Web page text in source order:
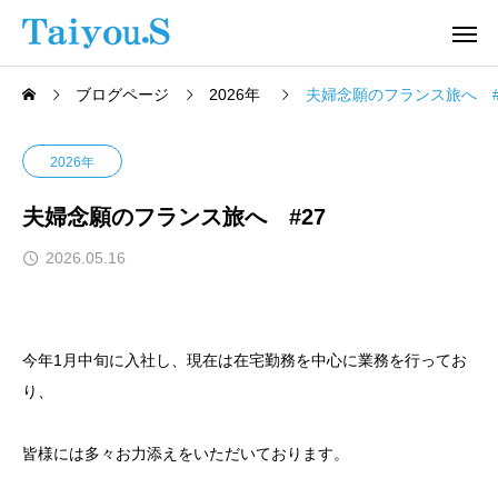
ブログページ 2026年 夫婦念願のフランス旅へ
2026年
夫婦念願のフランス旅へ #27
2026.05.16
今年1月中旬に入社し、現在は在宅勤務を中心に業務を行ってお
り、
皆様には多々お力添えをいただいております。